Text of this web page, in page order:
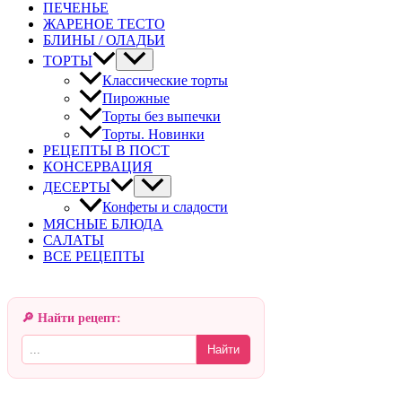
ПЕЧЕНЬЕ
ЖАРЕНОЕ ТЕСТО
БЛИНЫ / ОЛАДЬИ
ТОРТЫ
Классические торты
Пирожные
Торты без выпечки
Торты. Новинки
РЕЦЕПТЫ В ПОСТ
КОНСЕРВАЦИЯ
ДЕСЕРТЫ
Конфеты и сладости
МЯСНЫЕ БЛЮДА
САЛАТЫ
ВСЕ РЕЦЕПТЫ
🔎 Найти рецепт:
Найти